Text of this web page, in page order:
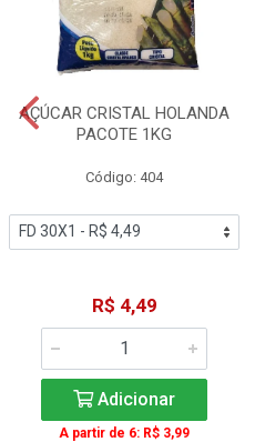
AÇÚCAR CRISTAL HOLANDA
PACOTE 1KG
Código: 404
R$ 4,49
Adicionar
A partir de 6: R$ 3,99